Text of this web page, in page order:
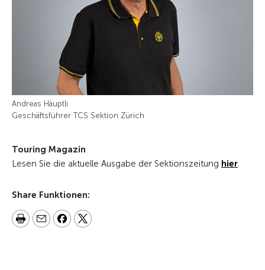
Andreas Häuptli
Geschäftsführer TCS Sektion Zürich
Touring Magazin
Lesen Sie die aktuelle Ausgabe der Sektionszeitung hier.
Share Funktionen: